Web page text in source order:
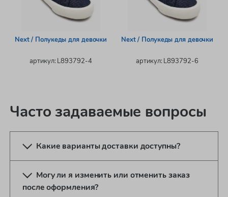
Next / Полукеды для девочки
артикул: L893792-4
Next / Полукеды для девочки
артикул: L893792-6
Часто задаваемые вопросы
Какие варианты доставки доступны?
Могу ли я изменить или отменить заказ
после оформления?